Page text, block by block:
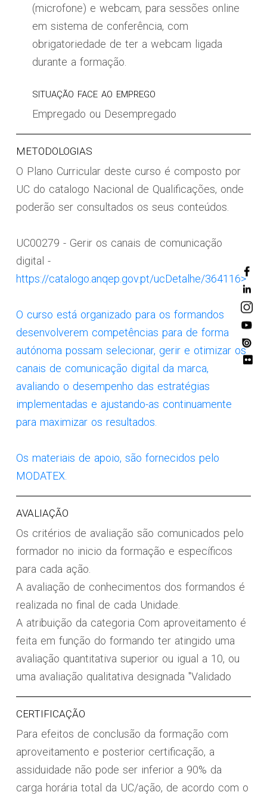
(microfone) e webcam, para sessões online
em sistema de conferência, com
obrigatoriedade de ter a webcam ligada
durante a formação.
SITUAÇÃO FACE AO EMPREGO
Empregado ou Desempregado
METODOLOGIAS
O Plano Curricular deste curso é composto por
UC do catalogo Nacional de Qualificações, onde
poderão ser consultados os seus conteúdos.
UC00279 - Gerir os canais de comunicação
digital -
https://catalogo.anqep.gov.pt/ucDetalhe/364116>
O curso está organizado para os formandos
desenvolverem competências para de forma
autónoma possam selecionar, gerir e otimizar os
canais de comunicação digital da marca,
avaliando o desempenho das estratégias
implementadas e ajustando-as continuamente
para maximizar os resultados.
Os materiais de apoio, são fornecidos pelo
MODATEX.
AVALIAÇÃO
Os critérios de avaliação são comunicados pelo
formador no inicio da formação e específicos
para cada ação.
A avaliação de conhecimentos dos formandos é
realizada no final de cada Unidade.
A atribuição da categoria Com aproveitamento é
feita em função do formando ter atingido uma
avaliação quantitativa superior ou igual a 10, ou
uma avaliação qualitativa designada "Validado
CERTIFICAÇÃO
Para efeitos de conclusão da formação com
aproveitamento e posterior certificação, a
assiduidade não pode ser inferior a 90% da
carga horária total da UC/ação, de acordo com o